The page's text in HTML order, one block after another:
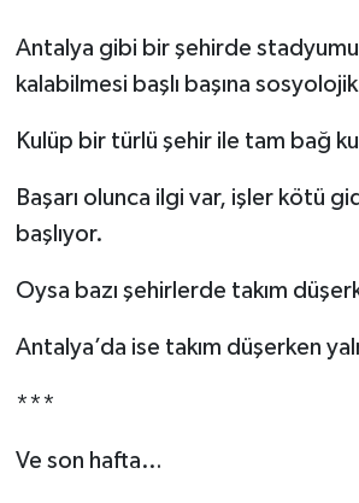
Antalya gibi bir şehirde
kalabilmesi başlı başına
Kulüp bir türlü şehir ile tam bağ
Başarı olunca ilgi var, işler kötü
başlıyor.
Oysa bazı şehirlerde takım
Antalya’da ise takım düşerken
***
Ve son hafta…